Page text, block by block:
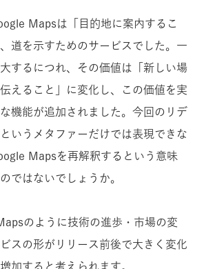
Mapsは「目的地に案内するこ
道を示すためのサービスでした。一
するにつれ、その価値は「新しい場
えること」に変化し、この価値を実
機能が追加されました。今回のリデ
いうメタファーだけでは表現できな
Mapsを再解釈するという意味
ではないでしょうか。
のように技術の進歩・市場の変
スの形がリリース前後で大きく変化
加すると考えられます。